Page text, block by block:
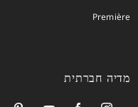
Première
מדיה חברתית